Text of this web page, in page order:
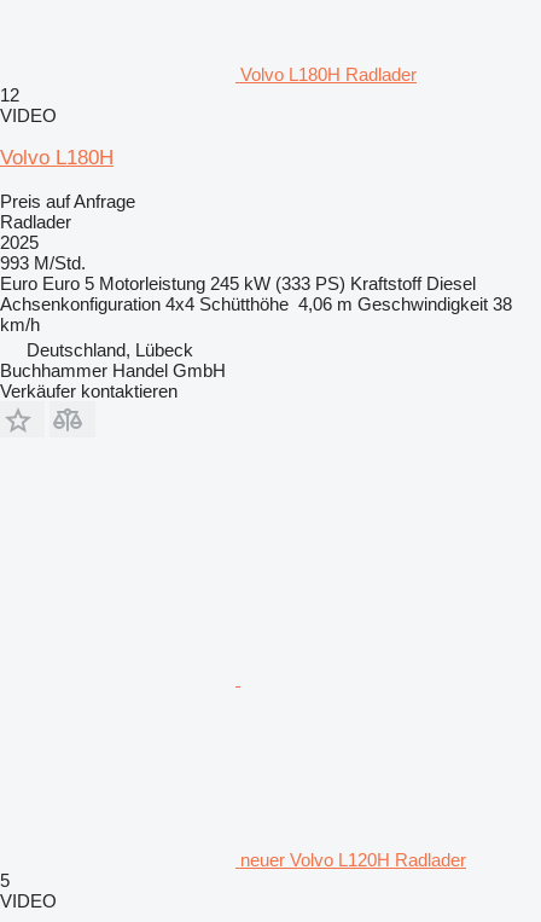
Volvo L180H Radlader
12
VIDEO
Volvo L180H
Preis auf Anfrage
Radlader
2025
993 M/Std.
Euro Euro 5 Motorleistung 245 kW (333 PS) Kraftstoff Diesel
Achsenkonfiguration 4x4 Schütthöhe 4,06 m Geschwindigkeit 38
km/h
Deutschland, Lübeck
Buchhammer Handel GmbH
Verkäufer kontaktieren
neuer Volvo L120H Radlader
5
VIDEO